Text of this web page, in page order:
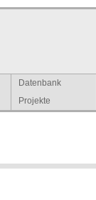
Datenbank
Projekte